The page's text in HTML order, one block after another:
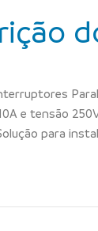
e tensão
para